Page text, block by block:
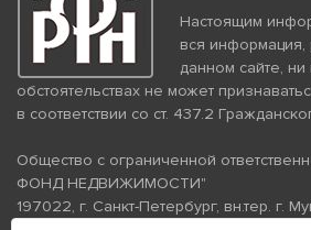
Настоящим
вся
данном сайте, ни
обстоятельствах не может
в соответствии со ст. 437.2
Общество с ограниченной
ФОНД НЕДВИЖИМОСТИ"
197022, г. Санкт-Петербург, вн.тер. г.